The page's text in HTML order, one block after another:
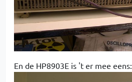
En de HP8903E is 't er mee eens: